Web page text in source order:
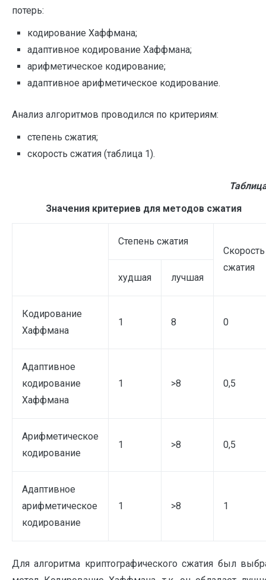
потерь:
кодирование Хаффмана;
адаптивное кодирование Хаффмана;
арифметическое кодирование;
адаптивное арифметическое кодирование.
Анализ алгоритмов проводился по критериям:
степень сжатия;
скорость сжатия (таблица 1).
Значения критериев для методов сжатия
Степень сжатия
Скорость
сжатия
худшая
лучшая
Кодирование
Хаффмана
1 8 0
Адаптивное
кодирование
Хаффмана
1 >8 0,5
Арифметическое
кодирование
1 >8 0,5
Адаптивное
арифметическое
кодирование
1 >8 1
Для алгоритма криптографического сжатия был